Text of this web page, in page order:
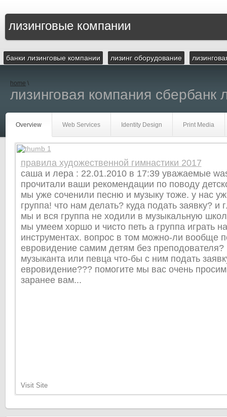
лизинговые компании
банки лизинговые компании лизинг оборудование
home \
лизинговая компания сбербанк
Overview Web Services Identity Design Print Media
правила художественной гимнастики 2017
саша и лера : 22.01.2010 в 17:39 уважаемые
прочитали ваши рекомендации по поводу
мы уже соченили песню и музыку тоже. у нас
группа! что нам делать? куда подать заявку? и
мы и вся группа не ходили в музыкальную
мы умеем хоршо и чисто петь а группа играть
инструментах. вопрос в том можно-ли вообще
евровидение самим детям без преподователя?
музыканта или певца что-бы с ним подать
евровидение??? помогите мы вас очень
заранее вам...
Visit Site